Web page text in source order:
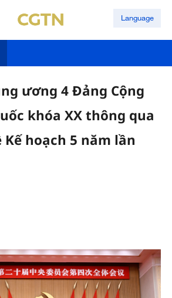
Language
ương 4 Đảng Cộng
khóa XX thông qua
Kế hoạch 5 năm lần